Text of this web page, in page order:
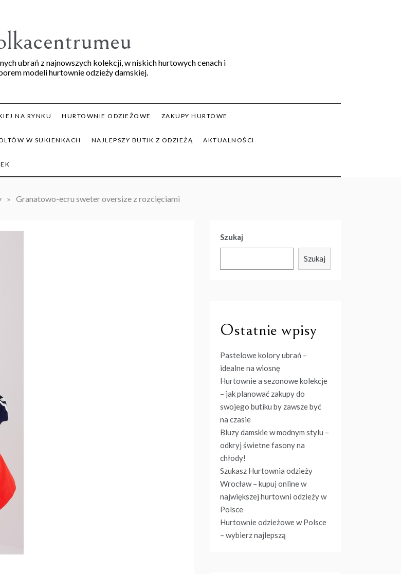
ubrań z najnowszych kolekcji, w niskich hurtowych cenach i
modeli hurtownie odzieży damskiej.
NA RYNKU HURTOWNIE ODZIEŻOWE ZAKUPY HURTOWE
W SUKIENKACH NAJLEPSZY BUTIK Z ODZIEŻĄ AKTUALNOŚCI
» Granatowo-ecru sweter oversize z rozcięciami
Szukaj
Szukaj
Ostatnie wpisy
Pastelowe kolory ubrań –
idealne na wiosnę
Hurtownie a sezonowe kolekcje
– jak planować zakupy do
swojego butiku by zawsze być
na czasie
Bluzy damskie w modnym stylu –
odkryj świetne fasony na
chłody!
Szukasz Hurtownia odzieży
Wrocław – kupuj online w
największej hurtowni odzieży w
Polsce
Hurtownie odzieżowe w Polsce
– wybierz najlepszą